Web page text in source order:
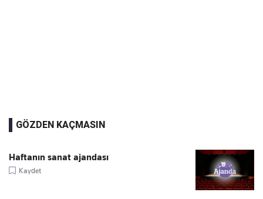
GÖZDEN KAÇMASIN
Haftanın sanat ajandası
Kaydet